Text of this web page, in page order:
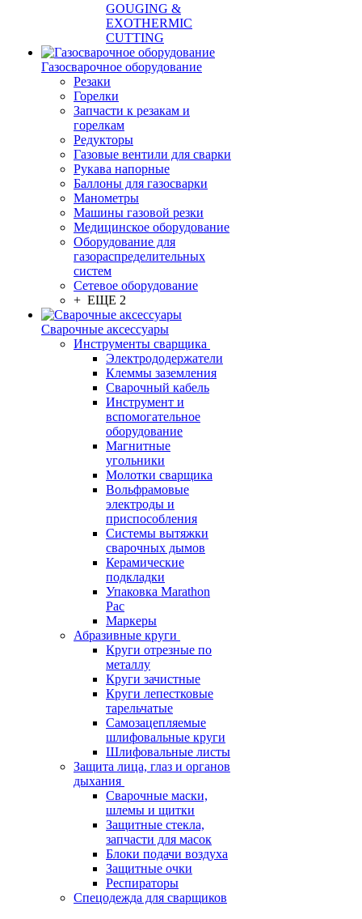
GOUGING &
EXOTHERMIC
CUTTING
Газосварочное оборудование
Резаки
Горелки
Запчасти к резакам и
горелкам
Редукторы
Газовые вентили для сварки
Рукава напорные
Баллоны для газосварки
Манометры
Машины газовой резки
Медицинское оборудование
Оборудование для
газораспределительных
систем
Сетевое оборудование
+ ЕЩЕ 2
Сварочные аксессуары
Инструменты сварщика
Электрододержатели
Клеммы заземления
Сварочный кабель
Инструмент и
вспомогательное
оборудование
Магнитные
угольники
Молотки сварщика
Вольфрамовые
электроды и
приспособления
Системы вытяжки
сварочных дымов
Керамические
подкладки
Упаковка Marathon
Pac
Маркеры
Абразивные круги
Круги отрезные по
металлу
Круги зачистные
Круги лепестковые
тарельчатые
Самозацепляемые
шлифовальные круги
Шлифовальные листы
Защита лица, глаз и органов
дыхания
Сварочные маски,
шлемы и щитки
Защитные стекла,
запчасти для масок
Блоки подачи воздуха
Защитные очки
Респираторы
Спецодежда для сварщиков